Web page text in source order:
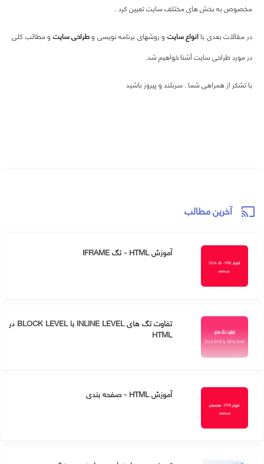
مخصوص به بخش های مختلف سایت تعیین کرد .
در مقالات بعدی باانواع سایت و روشهای برنامه نویسی وطراحی سایت و مطالب کلی
در مورد طراحی سایت آَشنا خواهیم شد.
با تشکر از همراهی شما . سربلند و پیروز باشید
cast آخرین مطالب
آموزش HTML - تگ IFRAME
تفاوت تگ های INLINE LEVEL با BLOCK LEVEL در
HTML
آموزش HTML - صفحه بندی